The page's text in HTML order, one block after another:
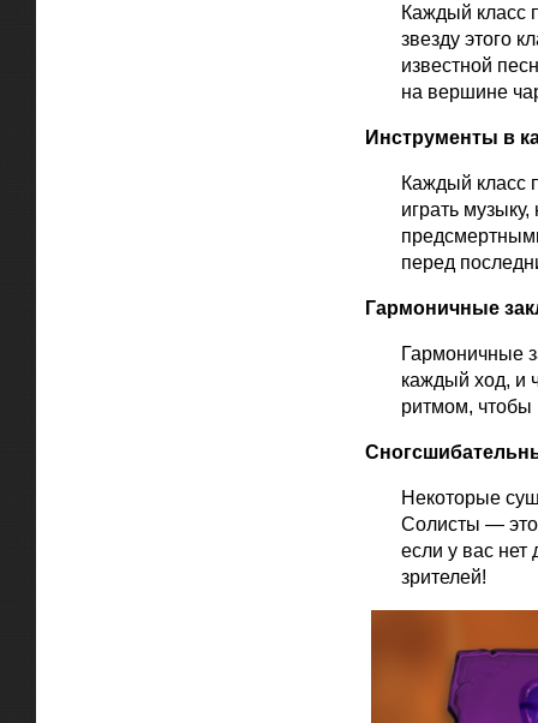
Каждый класс
звезду этого
известной
на вершине
Инструменты в
Каждый класс
играть
перед
Гармоничные
Гармоничные
каждый ход, и
ритмом, чтобы
Некоторые
Солисты — это
если у вас нет
зрителей!